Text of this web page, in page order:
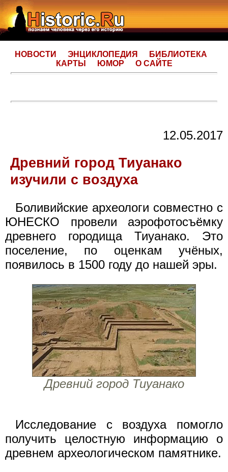
НОВОСТИ ЭНЦИКЛОПЕДИЯ
БИБЛИОТЕКА
КАРТЫ
ЮМОР О САЙТЕ
12.05.2017
Древний город Тиуанако
изучили с воздуха
Боливийские археологи совместно с
ЮНЕСКО провели аэрофотосъёмку
древнего городища Тиуанако. Это
поселение, по оценкам учёных,
появилось в 1500 году до нашей эры.
Древний город Тиуанако
Исследование с воздуха помогло
получить целостную информацию о
древнем археологическом памятнике.